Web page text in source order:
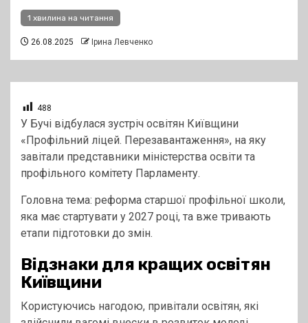
1 хвилина на читання
26.08.2025 Ірина Левченко
488
У Бучі відбулася зустріч освітян Київщини
«Профільний ліцей. Перезавантаження», на яку
завітали представники міністерства освіти та
профільного комітету Парламенту.
Головна тема: реформа старшої профільної школи,
яка має стартувати у 2027 році, та вже тривають
етапи підготовки до змін.
Відзнаки для кращих освітян
Київщини
Користуючись нагодою, привітали освітян, які